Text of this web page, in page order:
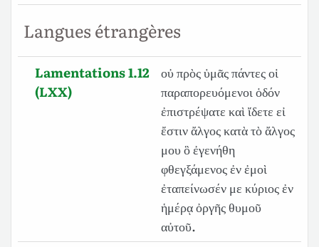
Langues étrangères
Lamentations 1.12
(LXX)
οὐ πρὸς ὑμᾶς πάντες οἱ
παραπορευόμενοι ὁδόν
ἐπιστρέψατε καὶ ἴδετε εἰ
ἔστιν ἄλγος κατὰ τὸ ἄλγος
μου ὃ ἐγενήθη
φθεγξάμενος ἐν ἐμοὶ
ἐταπείνωσέν με κύριος ἐν
ἡμέρᾳ ὀργῆς θυμοῦ
αὐτοῦ.